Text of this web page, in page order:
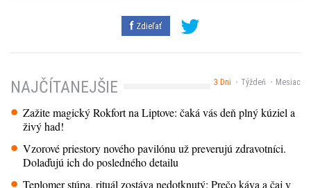
Zdieľať
3 Dni Týždeň Mesiac
NAJČÍTANEJŠIE
Zažite magický Rokfort na Liptove: čaká vás deň plný kúziel a
živý had!
Vzorové priestory nového pavilónu už preverujú zdravotníci.
Dolaďujú ich do posledného detailu
Teplomer stúpa, rituál zostáva nedotknutý: Prečo káva a čaj v